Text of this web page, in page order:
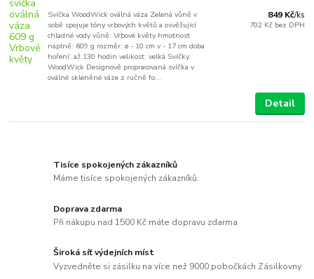
Svíčka WoodWick oválná váza Zelená vůně v
sobě spojuje tóny vrbových květů a osvěžující
chladné vody vůně: Vrbové květy hmotnost
náplně: 609 g rozměr: ø - 10 cm v - 17 cm doba
hoření: až 130 hodin velikost: velká Svíčky
WoodWick Designově propracovaná svíčka v
oválné skleněné váze z ručně fo...
849 Kč/ks
702 Kč bez DPH
Detail
Tisíce spokojených zákazníků
Máme tisíce spokojených zákazníků.
Doprava zdarma
Při nákupu nad 1500 Kč máte dopravu zdarma
Široká síť výdejních míst
Vyzvedněte si zásilku na více než 9000 pobočkách Zásilkovny